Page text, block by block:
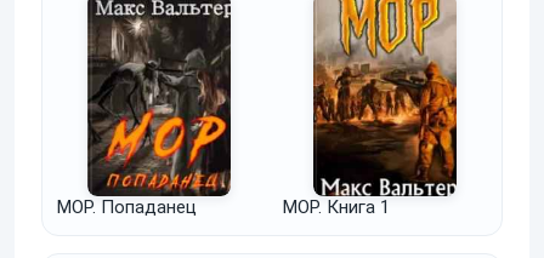
МОР. Попаданец МОР. Книга 1